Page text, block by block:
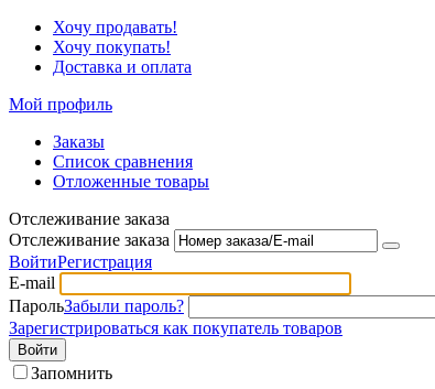
Хочу продавать!
Хочу покупать!
Доставка и оплата
Мой профиль
Заказы
Список сравнения
Отложенные товары
Отслеживание заказа
Отслеживание заказа
ВойтиРегистрация
E-mail
ПарольЗабыли пароль?
Зарегистрироваться как покупатель товаров
Войти
Запомнить